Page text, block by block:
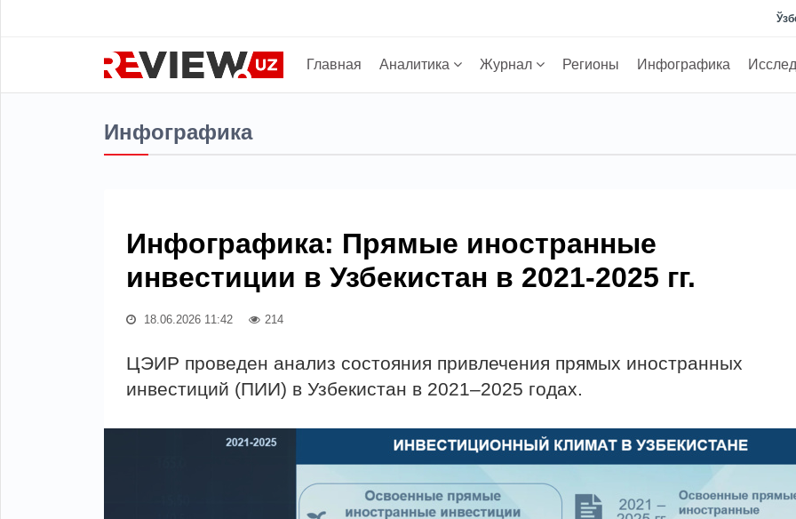
Главная Аналитика Журнал Регионы Инфографика
Инфографика
Инфографика: Прямые иностранные
инвестиции в Узбекистан в 2021-2025 гг.
18.06.2026 11:42 214
ЦЭИР проведен анализ состояния привлечения прямых иностранных
инвестиций (ПИИ) в Узбекистан в 2021–2025 годах.